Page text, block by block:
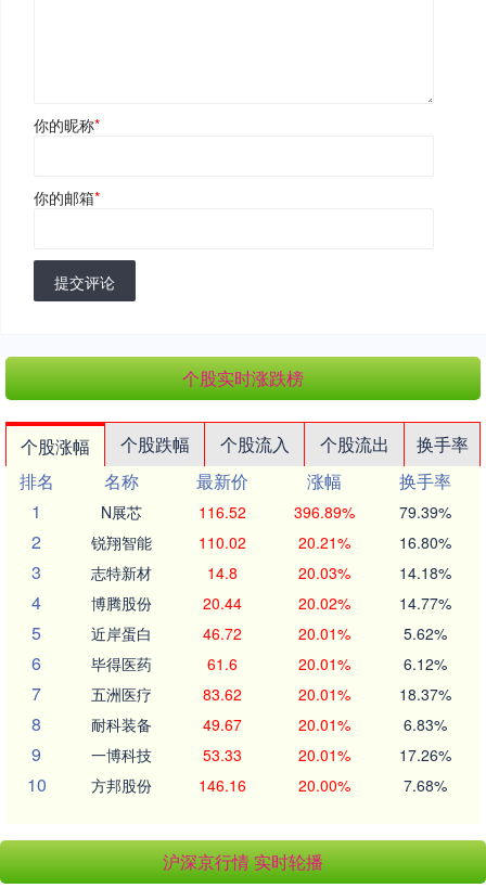
你的昵称*
你的邮箱*
提交评论
个股实时涨跌榜
个股涨幅 个股跌幅 个股流入 个股流出
换手率
排名
名称 最新价 涨幅
换手率
1
N展芯 116.52 396.89% 79.39%
2 锐翔智能 110.02 20.21% 16.80%
3 志特新材 14.8 20.03% 14.18%
4 博腾股份 20.44 20.02% 14.77%
5 近岸蛋白 46.72 20.01% 5.62%
6 毕得医药 61.6 20.01% 6.12%
7 五洲医疗 83.62 20.01% 18.37%
8 耐科装备 49.67 20.01% 6.83%
9 一博科技 53.33 20.01% 17.26%
10 方邦股份 146.16 20.00% 7.68%
沪深京行情 实时轮播